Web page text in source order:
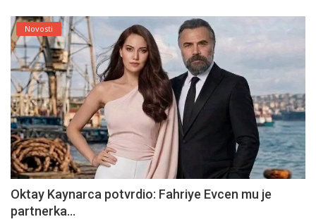
Novosti
Oktay Kaynarca potvrdio: Fahriye Evcen mu je
partnerka...